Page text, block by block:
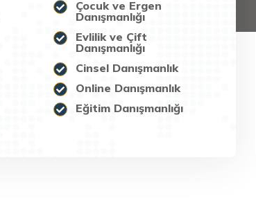
Çocuk ve Ergen
Danışmanlığı
Evlilik ve Çift
Danışmanlığı
Cinsel Danışmanlık
Online Danışmanlık
Eğitim Danışmanlığı